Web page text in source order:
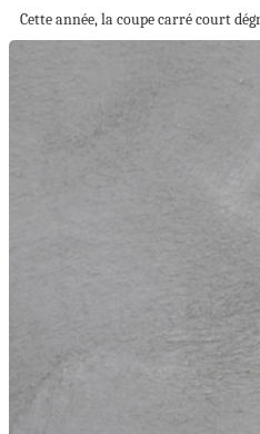
Cette année, la coupe carré court